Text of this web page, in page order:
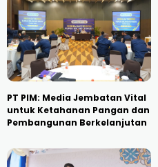
PT PIM: Media Jembatan Vital
untuk Ketahanan Pangan dan
Pembangunan Berkelanjutan